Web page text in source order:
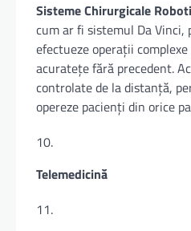
Sisteme Chirurgicale
cum ar fi sistemul Da
efectueze operații
acuratețe fără precedent.
controlate de la distanță,
opereze pacienți din orice
Telemedicină